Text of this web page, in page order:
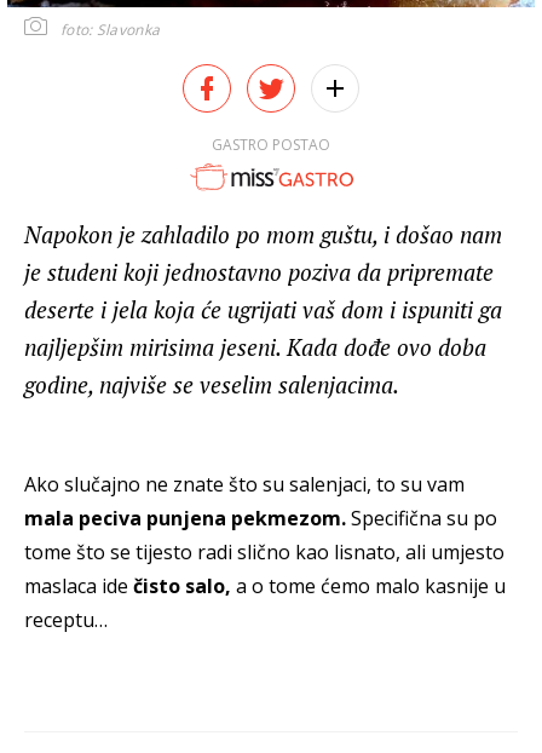
foto: Slavonka
GASTRO POSTAO
Napokon je zahladilo po mom guštu, i došao nam
je studeni koji jednostavno poziva da pripremate
deserte i jela koja će ugrijati vaš dom i ispuniti ga
najljepšim mirisima jeseni. Kada dođe ovo doba
godine, najviše se veselim salenjacima.
Ako slučajno ne znate što su salenjaci, to su vam
mala peciva punjena pekmezom.Specifična su po
tome što se tijesto radi slično kao lisnato, ali umjesto
maslaca ide čisto salo, a o tome ćemo malo kasnije u
receptu…